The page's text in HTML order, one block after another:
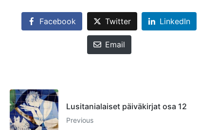
Facebook Twitter LinkedIn
Email
Lusitanialaiset päiväkirjat osa 12
Previous